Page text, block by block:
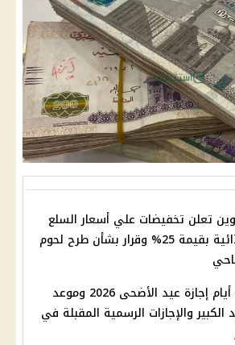
تعلن تخفيضات علي أسعار السلع
الغذائية بقيمة 25% وقرار بشأن طرح لحوم
عدد أيام إجازة عيد الأضحى 2026 وموعد
الكبير والإجازات الرسمية المقبلة في